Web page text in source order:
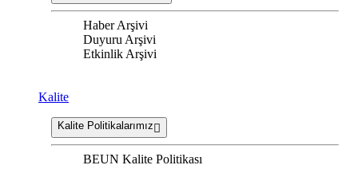
Haber Arşivi
Duyuru Arşivi
Etkinlik Arşivi
Kalite
Kalite Politikalarımız
BEUN Kalite Politikası